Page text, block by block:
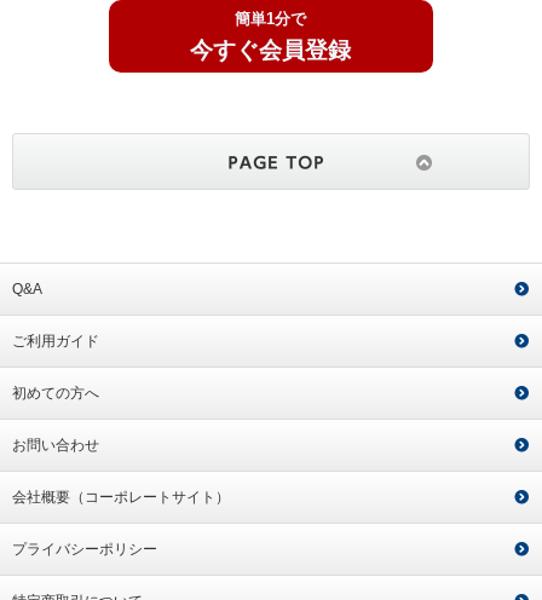
簡単1分で
今すぐ会員登録
Q&A
ご利用ガイド
初めての方へ
お問い合わせ
会社概要（コーポレートサイト）
プライバシーポリシー